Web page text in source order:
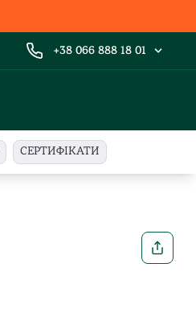
+38 066 888 18 01
СЕРТИФІКАТИ